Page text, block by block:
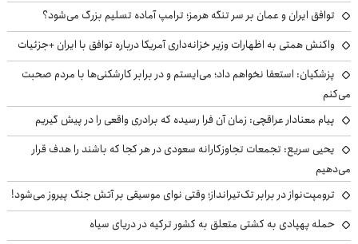
توافق ایران و عمان بر سر تنگه هرمز؛ ترامپ آماده تسلیم بزرگ می‌شود؟
واکنش همتی به اظهارات وزیر خزانه‌داری آمریکا درباره توافق با ایران +جزئیات
پزشکیان: استعفا نخواهم داد؛ می‌ایستم و در برابر کارشکنی‌ها با مردم صحبت
می‌کنم
پیام معنادار عراقچی: زمان آن فرا رسیده که برادری واقعی را در پیش گیریم
یحیی سریع: تجمعات تجاوزکارانه سعودی در هر کجا که باشند را هدف قرار
می‌دهیم
ترومپت‌نواز در برابر تک‌تیرانداز؛ وقتی نوای موسیقی بر آتش جنگ پیروز می‌شود!
حمله پهپادی به کشتی متعلق به کشور ترکیه در دریای سیاه